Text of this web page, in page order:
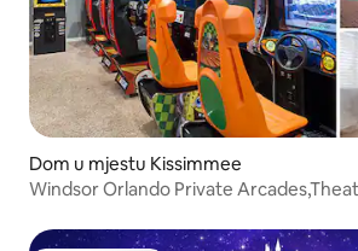
Dom u mjestu Kissimmee
Windsor Orlando Private